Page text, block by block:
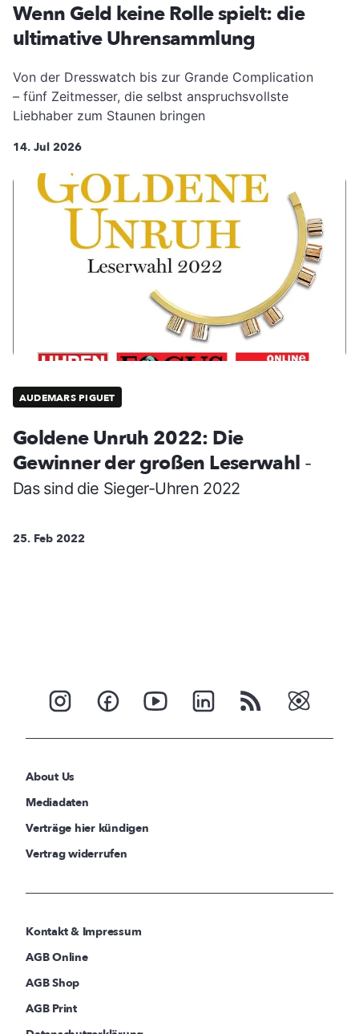
Wenn Geld keine Rolle spielt: die
ultimative Uhrensammlung
Von der Dresswatch bis zur Grande Complication
– fünf Zeitmesser, die selbst anspruchsvollste
Liebhaber zum Staunen bringen
14. Jul 2026
AUDEMARS PIGUET
Goldene Unruh 2022: Die
Gewinner der großen Leserwahl -
Das sind die Sieger-Uhren 2022
25. Feb 2022
About Us
Mediadaten
Verträge hier kündigen
Vertrag widerrufen
Kontakt & Impressum
AGB Online
AGB Shop
AGB Print